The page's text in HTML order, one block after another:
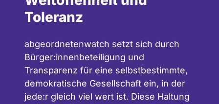
Toleranz
abgeordnetenwatch setzt sich durch
Bürger:innenbeteiligung und
Transparenz für eine selbstbestimmte,
demokratische Gesellschaft ein, in der
jede:r gleich viel wert ist. Diese Haltung